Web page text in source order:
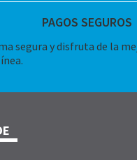
PAGOS SEGUROS
segura y disfruta de la